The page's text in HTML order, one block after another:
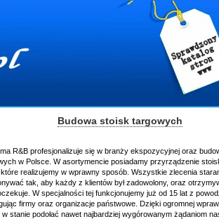
Budowa stoisk targowych
się w branży ekspozycyjnej oraz budowie stoisk
W asortymencie posiadamy przyrządzenie stoisk targowych
w wprawny sposób. Wszystkie zlecenia staramy się
każdy z klientów był zadowolony, oraz otrzymywał to na co
specjalności tej funkcjonujemy już od 15 lat z powodzeniem
organizacje państwowe. Dzięki ogromnej wprawie, jesteśmy
nawet najbardziej wygórowanym żądaniom naszych